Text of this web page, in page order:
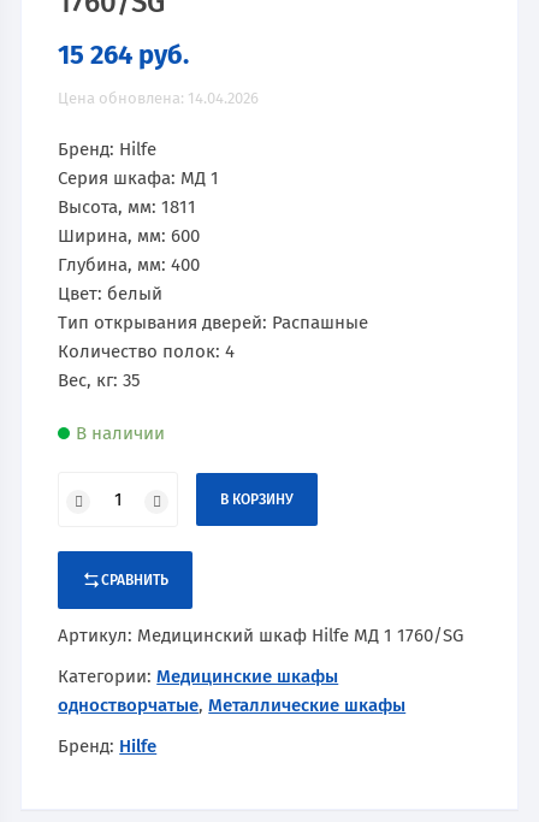
15 264 руб.
Цена обновлена: 14.04.2026
Бренд: Hilfe
Серия шкафа: МД 1
Высота, мм: 1811
Ширина, мм: 600
Глубина, мм: 400
Цвет: белый
Тип открывания дверей: Распашные
Количество полок: 4
Вес, кг: 35
В наличии
В КОРЗИНУ
СРАВНИТЬ
Артикул: Медицинский шкаф Hilfe МД 1 1760/SG
Категории:Медицинские шкафы
одностворчатые,Металлические шкафы
Бренд: Hilfe